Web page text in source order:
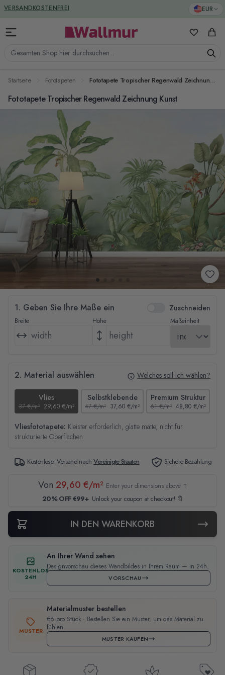
Zum Inhalt springen EUR
Gesamten Shop hier durchsuchen...
Meine
VERSANDKOSTENFREI
GREENGUARD ZERTIFIZIERT
Startseite Fototapeten Fototapete Tropischer Regenwald Zeichnung Kunst
Fototapete Tropischer Regenwald Zeichnung Kunst
1. Geben Sie Ihre Maße ein Zuschneiden
Breite Höhe Maßeinheit
2. Material auswählen Welches soll ich wählen?
Vlies
37 €/m² 29,60 €/m²
Selbstklebende
47 €/m² 37,60 €/m²
Premium Struktur
61 €/m² 48,80 €/m²
Vliesfototapete: Kleister erforderlich, glatte matte, nicht für
strukturierte Oberflächen
Kostenloser Versand nachVereinigte Staaten Sichere Bezahlung
Von 29,60 €/m² Enter your dimensions above ↑
20% OFF €99+ Unlock your coupon at checkout! 🔖
IN DEN WARENKORB
KOSTENLOS
24H
An Ihrer Wand sehen
Designvorschau dieses Wandbildes in Ihrem Raum — in 24h.
VORSCHAU
MUSTER
Materialmuster bestellen
€6 pro Stück · Bestellen Sie ein Muster, um das Material zu
fühlen.
MUSTER KAUFEN